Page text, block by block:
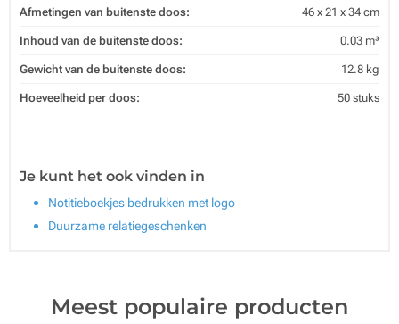
Afmetingen van buitenste doos: 46 x 21 x 34 cm
Inhoud van de buitenste doos: 0.03 m³
Gewicht van de buitenste doos: 12.8 kg
Hoeveelheid per doos: 50 stuks
Je kunt het ook vinden in
Notitieboekjes bedrukken met logo
Duurzame relatiegeschenken
Meest populaire producten